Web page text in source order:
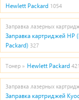
Hewlett Packard 1054
Заправка лазерных
Заправка картриджей HP
Packard) 327
Тонер » Hewlett Packard 421
Заправка лазерных
Заправка картриджей